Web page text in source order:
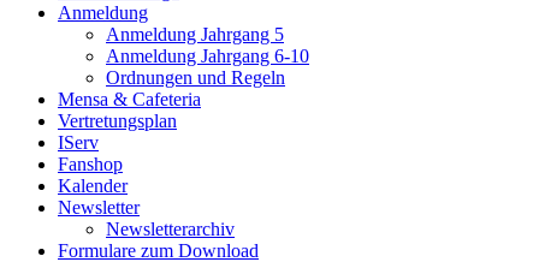
Anmeldung
Anmeldung Jahrgang 5
Anmeldung Jahrgang 6-10
Ordnungen und Regeln
Mensa & Cafeteria
Vertretungsplan
IServ
Fanshop
Kalender
Newsletter
Newsletterarchiv
Formulare zum Download